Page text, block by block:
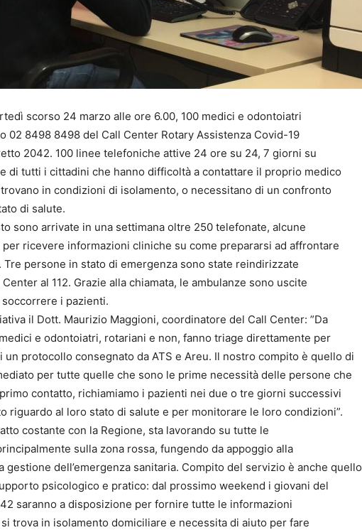
scorso 24 marzo alle ore 6.00, 100 medici e odontoiatri
02 8498 8498 del Call Center Rotary Assistenza Covid-19
2042. 100 linee telefoniche attive 24 ore su 24, 7 giorni su
di tutti i cittadini che hanno difficoltà a contattare il proprio medico
in condizioni di isolamento, o necessitano di un confronto
di salute.
sono arrivate in una settimana oltre 250 telefonate, alcune
per ricevere informazioni cliniche su come prepararsi ad affrontare
persone in stato di emergenza sono state reindirizzate
al 112. Grazie alla chiamata, le ambulanze sono uscite
i pazienti.
il Dott. Maurizio Maggioni, coordinatore del Call Center: ”Da
e odontoiatri, rotariani e non, fanno triage direttamente per
un protocollo consegnato da ATS e Areu. Il nostro compito è quello di
per tutte quelle che sono le prime necessità delle persone che
contatto, richiamiamo i pazienti nei due o tre giorni successivi
riguardo al loro stato di salute e per monitorare le loro condizioni”.
costante con la Regione, sta lavorando su tutte le
sulla zona rossa, fungendo da appoggio alla
gestione dell’emergenza sanitaria. Compito del servizio è anche quello
psicologico e pratico: dal prossimo weekend i giovani del
saranno a disposizione per fornire tutte le informazioni
trova in isolamento domiciliare e necessita di aiuto per fare